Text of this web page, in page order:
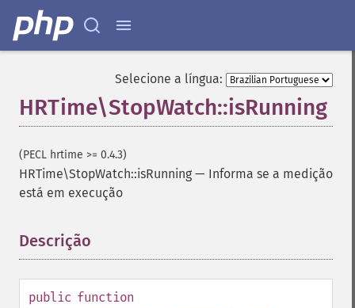
Selecione a língua:
HRTime\StopWatch::isRunning
(PECL hrtime >= 0.4.3)
HRTime\StopWatch::isRunning — Informa se a medição
está em execução
Descrição
public function